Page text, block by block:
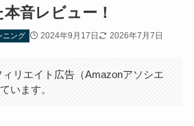
音レビュー！
ニング 2024年9月17日 2026年7月7日
リエイト広告（Amazonアソシエ
います。